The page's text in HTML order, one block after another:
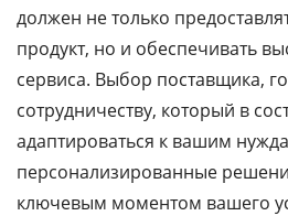
должен не только
продукт, но и обеспечивать
сервиса. Выбор поставщика,
сотрудничеству, который в
адаптироваться к вашим
персонализированные
ключевым моментом вашего